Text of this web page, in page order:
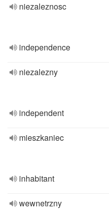
niezaleznosc
independence
niezalezny
independent
mieszkaniec
inhabitant
wewnetrzny